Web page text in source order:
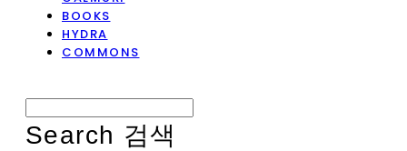
BOOKS
HYDRA
COMMONS
Search 검색